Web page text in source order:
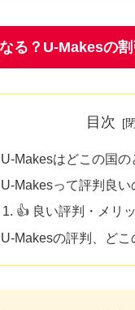
る？U-Makesの
目次
U-Makesはどこの国の
U-Makesって評判良い
👍 良い評判・メリ
U-Makesの評判、ど